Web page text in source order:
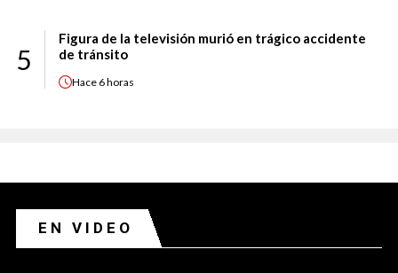
5
Figura de la televisión murió en trágico accidente
de tránsito
Hace 6 horas
EN VIDEO